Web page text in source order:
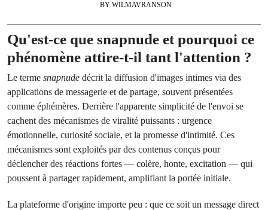
BY WILMAVRANSON
Qu'est-ce que snapnude et pourquoi ce
phénomène attire-t-il tant l'attention ?
Le terme snapnude décrit la diffusion d'images intimes via des
applications de messagerie et de partage, souvent présentées
comme éphémères. Derrière l'apparente simplicité de l'envoi se
cachent des mécanismes de viralité puissants : urgence
émotionnelle, curiosité sociale, et la promesse d'intimité. Ces
mécanismes sont exploités par des contenus conçus pour
déclencher des réactions fortes — colère, honte, excitation — qui
poussent à partager rapidement, amplifiant la portée initiale.
La plateforme d'origine importe peu : que ce soit un message direct